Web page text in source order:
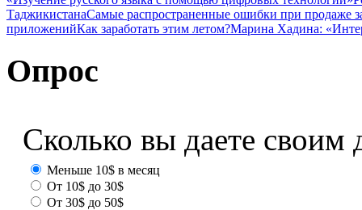
ТаджикистанаСамые распространенные ошибки при продаже
приложенийКак заработать этим летом?Марина Хадина:
Опрос
Сколько вы даете своим
Меньше 10$ в месяц
От 10$ до 30$
От 30$ до 50$